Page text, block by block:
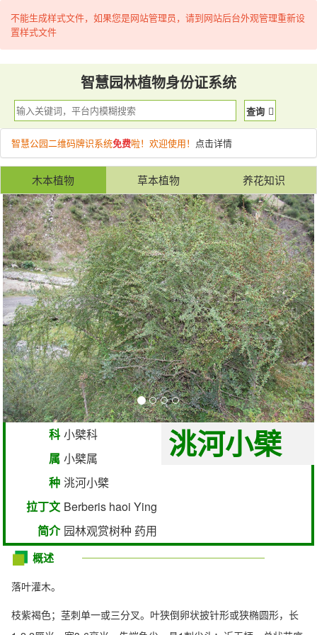
不能生成样式文件，如果您是网站管理员，请到网站后台外观管理重新设
置样式文件
智慧园林植物身份证系统
查询
智慧公园二维码牌识系统免费啦！欢迎使用！ 点击详情
木本植物 草本植物 养花知识
洮河小檗
科 小檗科
属 小檗属
种 洮河小檗
拉丁文 Berberis haoi Ying
简介 园林观赏树种 药用
概述
落叶灌木。
枝紫褐色；茎刺单一或三分叉。叶狭倒卵状披针形或狭椭圆形，长